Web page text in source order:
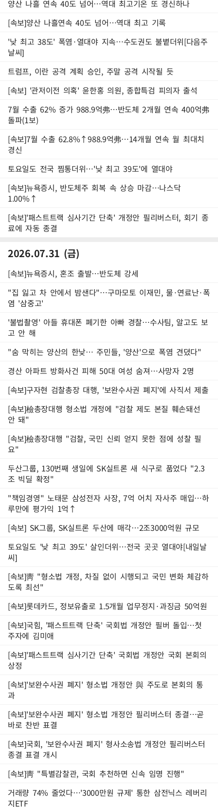
양산 나흘 연속 40도 넘어…역대 최고기온 또 경신하나
[속보]양산 나흘연속 40도 넘어…역대 최고 기록
'낮 최고 38도' 폭염·열대야 지속…수도권도 불볕더위[다음주
날씨]
트럼프, 이란 공격 계획 승인, 주말 공격 시작될 듯
[속보] '관저이전 의혹' 윤한홍 의원, 종합특검 피의자 출석
7월 수출 62% 증가 988.9억弗…반도체 2개월 연속 400억弗
돌파(1보)
[속보]7월 수출 62.8%↑988.9억弗…14개월 연속 월 최대치
경신
토요일도 전국 찜통더위…'낮 최고 39도'에 열대야
[속보]뉴욕증시, 반도체주 회복 속 상승 마감…나스닥
1.00%↑
[속보]'패스트트랙 심사기간 단축' 개정안 필리버스터, 회기 종
료에 자동 종결
2026.07.31 (금)
[속보]뉴욕증시, 혼조 출발…반도체 강세
"집 잃고 차 안에서 밤샌다"…구마모토 이재민, 물·연료난·폭
염 '삼중고'
'불법촬영' 아들 휴대폰 폐기한 아빠 경찰…수사팀, 알고도 보
고 안 해
"숨 막히는 양산의 한낮… 주민들, '양산'으로 폭염 견뎠다"
경산 아파트 방화사건 피해 50대 여성 숨져…사망자 2명
[속보]구자현 검찰총장 대행, '보완수사권 폐지'에 사직서 제출
[속보]檢총장대행 형소법 개정에 "검찰 제도 본질 훼손돼선
안 돼"
[속보]檢총장대행 "검찰, 국민 신뢰 얻지 못한 점에 성찰 필
요"
두산그룹, 130번째 생일에 SK실트론 새 식구로 품었다 "2.3
조 빅딜 확정"
"책임경영" 노태문 삼성전자 사장, 7억 어치 자사주 매입…하
루만에 평가익 1억↑
[속보] SK그룹, SK실트론 두산에 매각…2조3000억원 규모
토요일도 '낮 최고 39도' 살인더위…전국 곳곳 열대야[내일날
씨]
[속보]靑 "형소법 개정, 차질 없이 시행되고 국민 변화 체감하
도록 최선"
[속보]롯데카드, 정보유출로 1.5개월 업무정지·과징금 50억원
[속보]국힘, '패스트트랙 단축' 국회법 개정안 필버 돌입…첫
주자에 김미애
[속보]'패스트트랙 심사기간 단축' 국회법 개정안 국회 본회의
상정
[속보]'보완수사권 폐지' 형소법 개정안 與 주도로 본회의 통
과
[속보]'보완수사권 폐지' 형소법 개정안 필리버스터 종결…곧
바로 찬반 표결
[속보]국회, '보완수사권 폐지' 형사소송법 개정안 필리버스터
종결 표결 개시
[속보]靑 "특별감찰관, 국회 추천하면 신속 임명 진행"
거래량 74% 줄었다…'3000만원 규제' 통한 삼전닉스 레버리
지ETF